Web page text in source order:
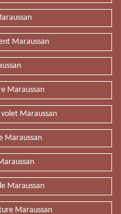
Maraussan
Maraussan
Maraussan
Maraussan
Maraussan
Maraussan